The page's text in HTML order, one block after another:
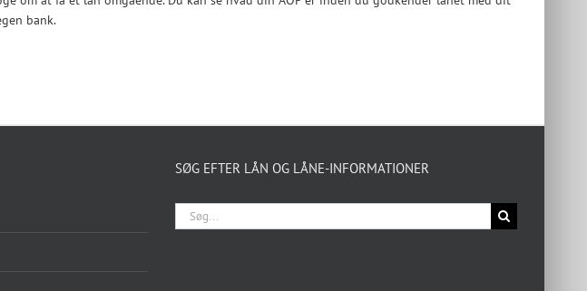
bank.
SØG EFTER LÅN OG LÅNE-INFORMATIONER
Søg
efter: